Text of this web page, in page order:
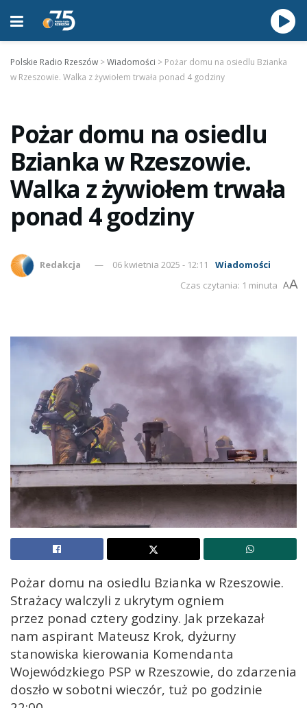
Polskie Radio Rzeszów >Wiadomości > Pożar domu na osiedlu Bzianka
w Rzeszowie. Walka z żywiołem trwała ponad 4 godziny
Pożar domu na osiedlu
Bzianka w Rzeszowie.
Walka z żywiołem trwała
ponad 4 godziny
Redakcja 06 kwietnia 2025 - 12:11
Wiadomości
Czas czytania: 1 minuta AA
Pożar domu na osiedlu Bzianka w Rzeszowie.
Strażacy walczyli z ukrytym ogniem
przez ponad cztery godziny. Jak przekazał
nam aspirant Mateusz Krok, dyżurny
stanowiska kierowania Komendanta
Wojewódzkiego PSP w Rzeszowie, do zdarzenia
doszło w sobotni wieczór, tuż po godzinie